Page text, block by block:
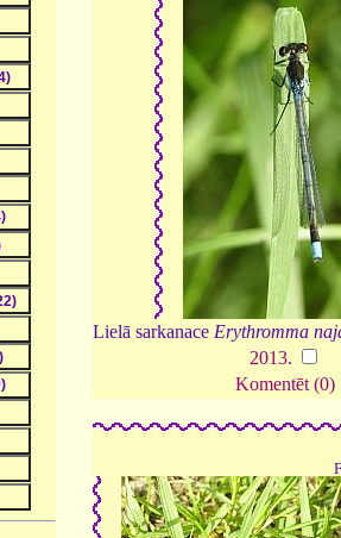
Lielā sarkanace Erythromma
2013.
Komentēt (0)